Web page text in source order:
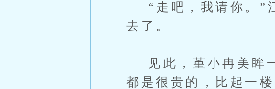
“走吧，我请你。”
去了。
见此，堇小冉美眸
都是很贵的，比起一